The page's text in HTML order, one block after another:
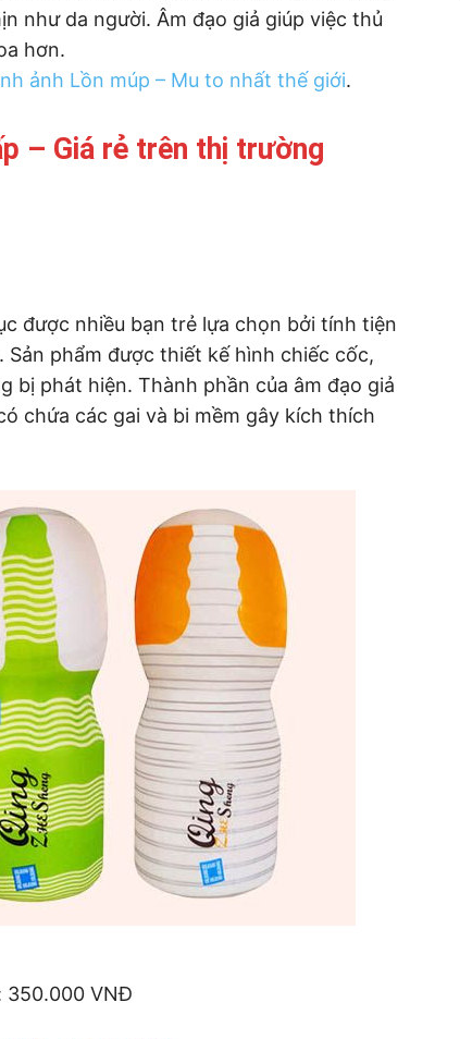
như da người. Âm đạo giả giúp việc thủ
hơn.
ảnh Lồn múp – Mu to nhất thế giới.
– Giá rẻ trên thị trường
được nhiều bạn trẻ lựa chọn bởi tính tiện
Sản phẩm được thiết kế hình chiếc cốc,
bị phát hiện. Thành phần của âm đạo giả
chứa các gai và bi mềm gây kích thích
350.000 VNĐ